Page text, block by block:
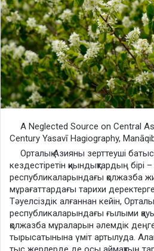
A Neglected Source on Central
Century Yasavī Hagiography,
Орталық Азияны зерттеуші батыс ғалымдары жиі кездестіретін қиындықтардың бірі – бұрынғы Кеңес Одағы республикаларындағы қолжазба жинақтары мен мұрағаттардағы тарихи деректерге қол жеткізудің қиындығы. Тәуелсіздік алғаннан кейін, Орталық Азия республикаларындағы ғылыми қауымдастықтар өздерінің қолжазба мұраларын әлемдік деңгейде қолжетімді етуге тырысатынына үміт артылуда. Алайда, Орталық Азиядан тыс жерлерде де осы аймақтың тарихына қатысты пайдаланылмаған, бірақ маңызды дереккөздер бар екенін атап өткен жөн. Мұндай дереккөздердің бірі – XVII ғасырдағы бір хорезмдік әулие туралы агиографиялық хикая. Бұл дерек осы қысқа баяндаманың объектісі болып таңдалды. Бұл жұмыс шамамен 100 жыл бұрын каталогталған және оның сипаттамасы Орталық Азияның тарихы мен дінін зерттеушілердің назарын аударуға тиіс еді, бірақ менің білуімше бұл дерек ешқашан зерттелмеген немесе Орталық Азиядағы суфизм тарихы бойынша дерек ретінде пайдаланылмаған. Аталмыш еңбек «Манақиб ал-ахйар» деп аталады және оны 1036/1626 жылы «Ризван» деген лақап атпенен танылған Мухаммад Қасим деген кісі жазған. Бұл еңбек оның әкесі «Ходжа Диуана Саййид Ата’и» атымен мәлім хорезмдік Саййид Джамал ад-диннің (1016/1607 ж. қ. б.) өмірі мен нақыл сөздері туралы хикая болып табылады. Еңбек қай жерде жазылғаны белгісіз, себебі өмірбаян кейіпкері өмірінің біраз уақытын Үндістанда өткізген және сол жерде балалары мен ізбасарларының жанында қайтыс болған. Автордың кейінгі тағдыры немесе оның Орталық Азияға оралған-оралмағаны туралы ақпарат жоқ. Бұл еңбекті моңғол кезеңінен кейінгі Орталық Азия тарихы үшін маңызды дерек деп есептеймін. Ол әсіресе Йасауийа сопылық тариқатымен байланысты сопылық ортаның агиографиялық әдеби мұрасының мысалы ретінде құнды. Еңбек Йасауийа және Нақшбандийа тариқаттары арасындағы қызықты байланысты көрсетеді: бір жағынан йасавилер өздерінің тәуелсіздігін сақтау үшін әрекет етіп, өз практикаларын дамытуға тырысқан. Ал екінші жағынан, олар Нақшбандийа тариқатының ілімі мен әулиелер тарихын баяндау тәсілдерін қабылдаған. Бұл Нақшбандийа тариқатының басымдығын көрсетеді, бірақ сонымен бірге йасавилердің өз ерекшеліктерін сақтап қалуға ұмтылысын да байқатады. Бұл еңбек терең зерттеуді қажет етеді және осы қысқаша сипаттама мақаламыз Орталық Азияны зерттейтін ғалымдар үшін бұл жұмысты жаңадан таныстыру мақсатында жазылған. Лондонда 1903 жылы жарияланған, Үндістандағы кітапханадағы парсы қолжазбалары каталогының бірінші томында Херман Этэ бұл еңбекке жақсы сипаттама берген. Ол жарияланған каталогта тіркелген жалғыз көшірме болып саналады.1 Дегенмен, Этэ бұл еңбекті дұрыс атаумен атамайды, еңбектің атауын дұрыс түсінбегендіктен оның сипаттамасында қате кеткен. Индия Оффистағы (IO) көшірмесі толық емес және қолжазбаның мәтіні үзілмей тұрып, дұрыс атау көрсетілгенімен бұл еңбектің атауы екені бірден анық емес еді. Осы себепті Этэ еңбекті жалпы атаумен «Мақамат-и Саййид Ата’и» деп атаған. Этэнің сипаттамасы негізінде бұл еңбек қысқаша түрде Ч. А. Стори парсы әдебиетін зерттеудегі өмірбаяндар бөлігінде атап өткен.2 Осы екі анықтамалық еңбек (Херман Этэ мен Ч. А. Стори жазған еңбектер) негізінде Орталық Азия туралы жазылған бұл өмірбаяндық еңбек басқа зерттеушілердің назарын аудармаған немесе зерттелмеген. Менің бұл еңбекті зерттеуім 1983 жылы басталған болатын3 және мен Үндістандағы кітапхана көшірмесінің микрофильмін зерттей келе, бірнеше жылдан кейін конференцияға баяндама дайындау барысында осы жұмысқа қайта оралдым. 1988 жылдың шілде айында, Үндістандағы қолжазба жинақтарын зерттеу сапары барысында, мен Рампурдағы Раза (Raza) кітапханасында қысқа уақыт жұмыс істедім.4 Рампур кітапханасының араб тіліндегі қолжазбаларының алты томдық каталогы жарияланған, бірақ парсы тіліндегі қолжазбалар әлі де толық зерттелмеген және көпшілікке белгісіз болып келеді. Өйткені олар тек тақырыптық түрде реттелген екі үлкен томдық тізімде ғана сипатталған. Осы тізімді қарап шыққанымда, «Тазкира» бөлігінде мен бұрын естімеген «Манақиб ал-ахйар» атты еңбекке сілтеме таптым.5 Бұл жұмыс «Ризван» деген тахаллуспен жазған «Мухаммад Қасим б. Ходжа Диуана Ата ал-Хусайни» деген адамға тиесілі екені көрсетілген және оның 1036 хиджри жылы аяқталғаны жазылған. Қолжазбаның өзіне көз жүгірткенімде,6 оның Индия Оффистің көшірмесіндегі бұрыннан білетін шығармамен бірдей екенін анықтадым. Рампур көшірмесі толық нұсқасын қамтиды және Индия Оффис көшірмесінің қаншалықты толық екенін растайды. Барлығы 27 жарым жол Рампур нұсқасында бар, бірақ олар Индия Оффис қолжазбасында жоқ екен.7 Бұл жолдар өте маңызды, себебі олар еңбектің нақты атауын «Манақиб алахйар» деп дұрыс анықтауға мүмкіндік береді және оның 1036 жылы аяқталғанын білдіретін хронограмма бар екені айқындалды. Индия Оффистің қолжазбасы 126 парақтан тұрады, әр парақта 15 жол бар; Рампур қолжазбасы да 15 жолы бар 147 парақтан тұрады, бірақ бағандары тар болғандықтан ұзындау. Екі қолжазба да орташа өлшемдегі наста‘лиқ жазуымен жазылған. Рампур қолжазбасы мұқият жазылғанымен, Индия Оффистіңкөшірмесіне қарағанда сәл кейінірек жазылған сияқты. Екі қолжазбада да жазылған уақыты көрсетілмеген және көшірмелердің қай жерде жасалғаны белгісіз. Қос қолжазбаның Үндістандағы жинақтарда сақталуы олардың Үндістанда көшірілгенін көрсетуі мүмкін, бұл еңбектің Орталық Азияда емес, Үндістанда жазылған болуы мүмкін деген болжамды күшейтеді. Алайда авторды нақты анықтамағанша, оның әкесінің естелігі толығымен Үндістанға «алып келінген» деп айту қиын. Еңбек қысқаша кіріспемен басталады, онда автор оның жазылу себебін түсіндіреді. Автор бұл еңбекті Саййид Джамал ад-диннің екі шәкірті – Ахунд Маулана Дарвиш Ташканди мен Қази Джан-Мухаммад б. Қази Хан Бухари – жазған екі бұрынғы еңбектің қысқаша нұсқасы ретінде дайындағанын айтады (бұл еңбектер сақталмаған). Жұмыс автордың ағасы Ходжа Абу-л-Хасанның өтініші бойынша жазылған. Кіріспеде еңбек құрылымы сипатталады: ол муқаддима, төрт мақам және хатыма бөлімдерінен тұрады. Муқаддима (IO, пп. 6b-14b, Raza, пп. 7a-18a) әулиеліктің мәнін және әулиелердің түрлерін және кереметтердің дәлелдері мен жіктелуін қысқаша талқылайды. Мұнда Худжвири, Абу Йазид Бистами және Абу Талиб ал-Макки сияқты ерте замандағы сопылардың еңбектерімен қатар, XIV-XV ғасырлардағы Джалал ад-дин Даввани мен Абу ‘Али Джурджани сияқты тұлғалардың анықтамалары айтылып кеткен. Автор әулиелердің екі түрін талқылай отырып, Нақшбандийа мектебіне тән қасиеттерді артық санайтынын айқын көрсетеді. Ол үшін оқшаулануды таңдап, қоғаммен байланыстан аулақ жүретін «‘узлатийан» (жекеленушілер), яғни «көпшіліктен жалғыздықты абзал көретіндер» – қалыпты әлеуметтік қатынастарға